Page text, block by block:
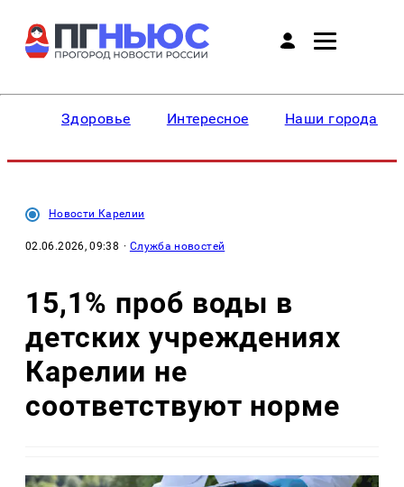
Здоровье Интересное Наши города
Новости Карелии
02.06.2026, 09:38 · Служба новостей
15,1% проб воды в
детских учреждениях
Карелии не
соответствуют норме